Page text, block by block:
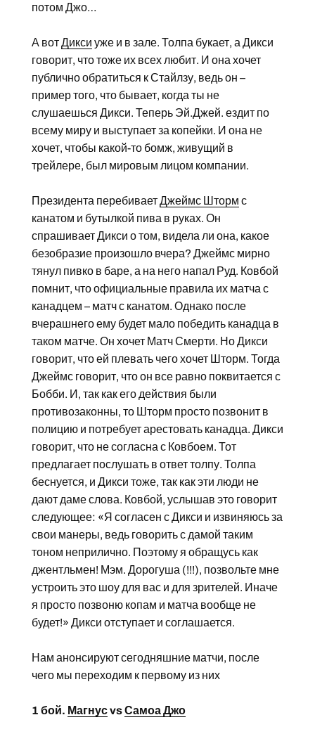
потом Джо…
А вотДикси уже и в зале. Толпа букает, а Дикси
говорит, что тоже их всех любит. И она хочет
публично обратиться к Стайлзу, ведь он –
пример того, что бывает, когда ты не
слушаешься Дикси. Теперь Эй.Джей. ездит по
всему миру и выступает за копейки. И она не
хочет, чтобы какой-то бомж, живущий в
трейлере, был мировым лицом компании.
Президента перебиваетДжеймс Шторм с
канатом и бутылкой пива в руках. Он
спрашивает Дикси о том, видела ли она, какое
безобразие произошло вчера? Джеймс мирно
тянул пивко в баре, а на него напал Руд. Ковбой
помнит, что официальные правила их матча с
канадцем – матч с канатом. Однако после
вчерашнего ему будет мало победить канадца в
таком матче. Он хочет Матч Смерти. Но Дикси
говорит, что ей плевать чего хочет Шторм. Тогда
Джеймс говорит, что он все равно поквитается с
Бобби. И, так как его действия были
противозаконны, то Шторм просто позвонит в
полицию и потребует арестовать канадца. Дикси
говорит, что не согласна с Ковбоем. Тот
предлагает послушать в ответ толпу. Толпа
беснуется, и Дикси тоже, так как эти люди не
дают даме слова. Ковбой, услышав это говорит
следующее: «Я согласен с Дикси и извиняюсь за
свои манеры, ведь говорить с дамой таким
тоном неприлично. Поэтому я обращусь как
джентльмен! Мэм. Дорогуша (!!!), позвольте мне
устроить это шоу для вас и для зрителей. Иначе
я просто позвоню копам и матча вообще не
будет!» Дикси отступает и соглашается.
Нам анонсируют сегодняшние матчи, после
чего мы переходим к первому из них
1 бой. МагнусvsСамоа Джо